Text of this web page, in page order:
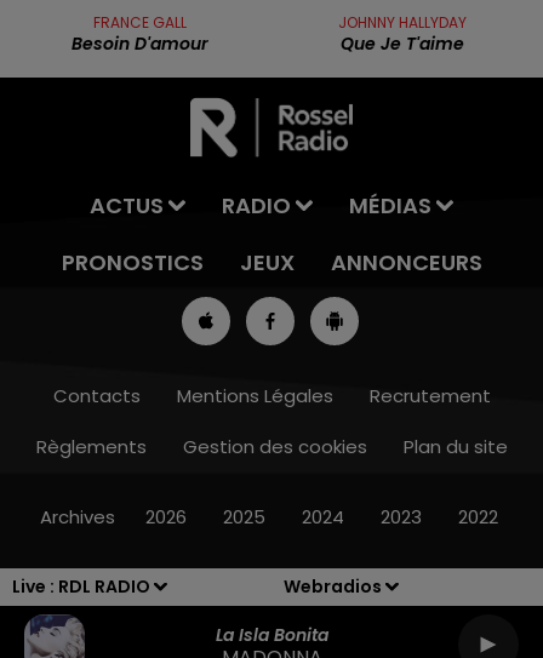
Live : RDL RADIO
Webradios
La Isla Bonita
7h00 - 10h00
FRANCE GALL
Besoin D'amour
JOHNNY HALLYDAY
Que Je T'aime
ACTUS RADIO
MÉDIAS
PRONOSTICS
JEUX ANNONCEURS
Contacts Mentions Légales
Recrutement
Règlements
Gestion des cookies Plan du site
Archives 2026 2025 2024 2023 2022